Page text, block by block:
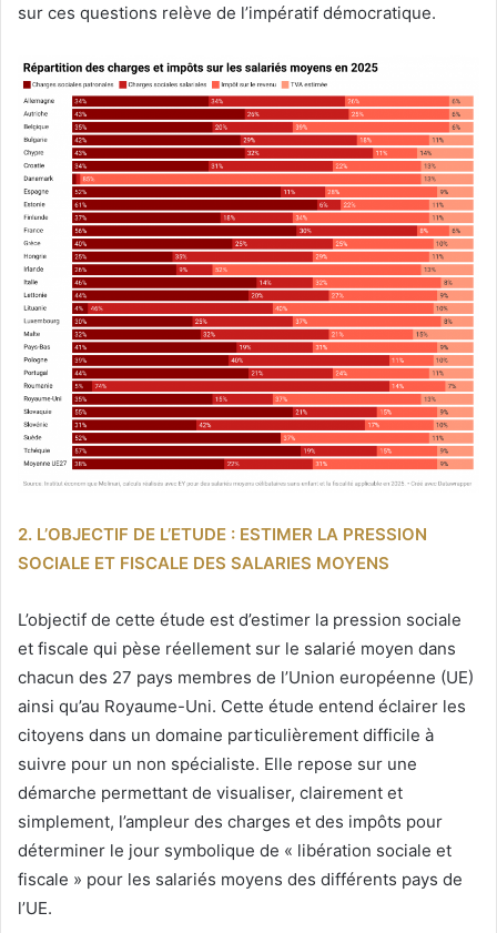
sur ces questions relève de l’impératif démocratique.
2. L’OBJECTIF DE L’ETUDE : ESTIMER LA PRESSION
SOCIALE ET FISCALE DES SALARIES MOYENS
L’objectif de cette étude est d’estimer la pression sociale
et fiscale qui pèse réellement sur le salarié moyen dans
chacun des 27 pays membres de l’Union européenne (UE)
ainsi qu’au Royaume-Uni. Cette étude entend éclairer les
citoyens dans un domaine particulièrement difficile à
suivre pour un non spécialiste. Elle repose sur une
démarche permettant de visualiser, clairement et
simplement, l’ampleur des charges et des impôts pour
déterminer le jour symbolique de « libération sociale et
fiscale » pour les salariés moyens des différents pays de
l’UE.